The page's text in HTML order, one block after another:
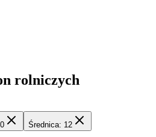
rolniczych
Średnica: 12